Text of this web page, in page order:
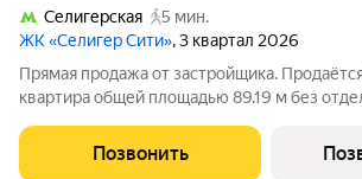
Селигерская
5 мин.
ЖК «Селигер Сити», 3 квартал 2026
Прямая продажа от застройщика.
квартира общей площадью 89.19 м без
Селигер Сити это уютное пространство, где предусмотрена
застройка разной этажности,
Позвонить